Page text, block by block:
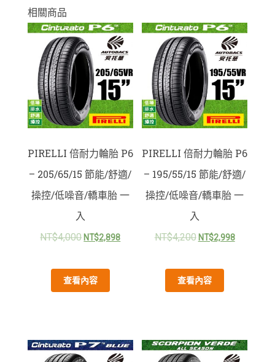
相關商品
PIRELLI 倍耐力輪胎 P6
– 205/65/15 節能/舒適/
操控/低噪音/轎車胎 一
入
NT$4,000 NT$2,898
查看內容
PIRELLI 倍耐力輪胎 P6
– 195/55/15 節能/舒適/
操控/低噪音/轎車胎 一
入
NT$4,200 NT$2,998
查看內容